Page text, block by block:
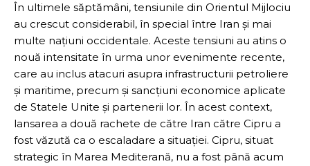
În ultimele săptămâni, tensiunile din Orientul Mijlociu
au crescut considerabil, în special între Iran și mai
multe națiuni occidentale. Aceste tensiuni au atins o
nouă intensitate în urma unor evenimente recente,
care au inclus atacuri asupra infrastructurii petroliere
și maritime, precum și sancțiuni economice aplicate
de Statele Unite și partenerii lor. În acest context,
lansarea a două rachete de către Iran către Cipru a
fost văzută ca o escaladare a situației. Cipru, situat
strategic în Marea Mediterană, nu a fost până acum